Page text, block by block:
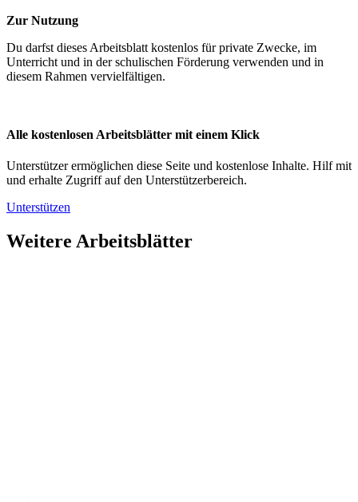
Zur Nutzung
Du darfst dieses Arbeitsblatt kostenlos für private Zwecke, im
Unterricht und in der schulischen Förderung verwenden und in
diesem Rahmen vervielfältigen.
Alle kostenlosen Arbeitsblätter mit einem Klick
Unterstützer ermöglichen diese Seite und kostenlose Inhalte. Hilf mit
und erhalte Zugriff auf den Unterstützerbereich.
Unterstützen
Weitere Arbeitsblätter